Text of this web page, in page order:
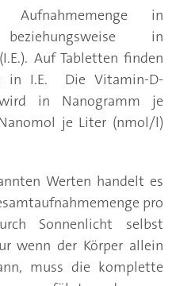
in
in
Auf Tabletten finden
in I.E. Die Vitamin-D-
in Nanogramm je
je Liter (nmol/l)
Werten handelt es
pro
Sonnenlicht selbst
wenn der Körper allein
muss die komplette